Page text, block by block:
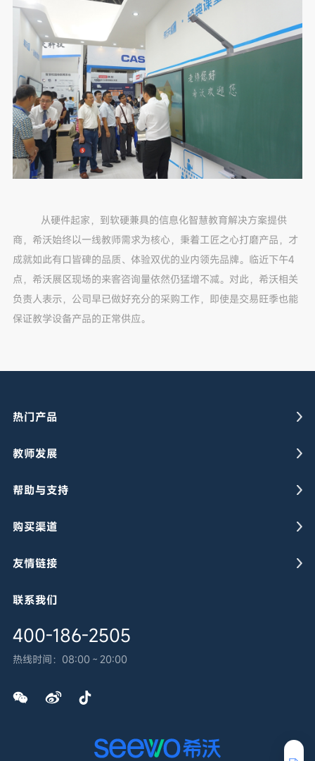
从硬件起家，到软硬兼具的信息化智慧教育解决方案提供
商，希沃始终以一线教师需求为核心，秉着工匠之心打磨产品，才
成就如此有口皆碑的品质、体验双优的业内领先品牌。临近下午4
点，希沃展区现场的来客咨询量依然仍猛增不减。对此，希沃相关
负责人表示，公司早已做好充分的采购工作，即使是交易旺季也能
保证教学设备产品的正常供应。
热门产品
教师发展
帮助与支持
购买渠道
友情链接
联系我们
400-186-2505
热线时间： 08:00～20:00